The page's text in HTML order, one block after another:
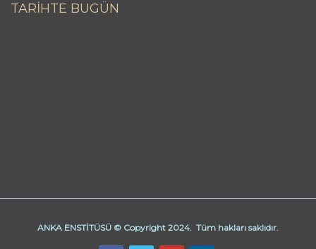
TARİHTE BUGÜN
ANKA ENSTİTÜSÜ © Copyright 2024. Tüm hakları saklıdır.